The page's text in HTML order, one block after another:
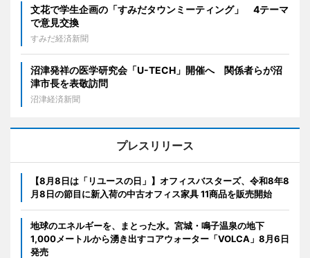
文花で学生企画の「すみだタウンミーティング」 4テーマ
で意見交換
すみだ経済新聞
沼津発祥の医学研究会「U-TECH」開催へ 関係者らが沼
津市長を表敬訪問
沼津経済新聞
プレスリリース
【8月8日は「リユースの日」】オフィスバスターズ、令和8年8
月8日の節目に新入荷の中古オフィス家具 11商品を販売開始
地球のエネルギーを、まとった水。宮城・鳴子温泉の地下
1,000メートルから湧き出すコアウォーター「VOLCA」8月6日
発売